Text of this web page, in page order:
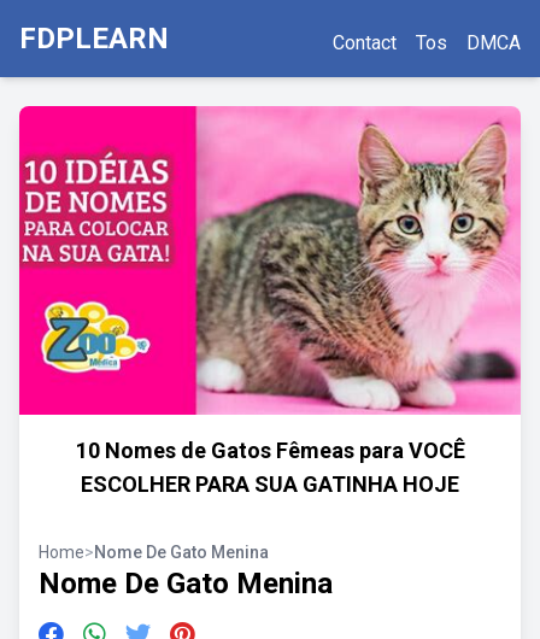
FDPLEARN Contact Tos DMCA
10 Nomes de Gatos Fêmeas para VOCÊ
ESCOLHER PARA SUA GATINHA HOJE
Home>Nome De Gato Menina
Nome De Gato Menina